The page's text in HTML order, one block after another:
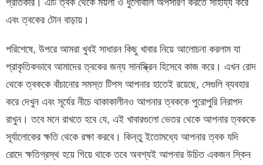
এবং ত্বকের টোন বাড়ায়।
পরিশেষে, উপরে আমরা খুবই সাধারন কিছু খাবার নিয়ে আলোচনা করলাম যা
প্রাকৃতিকভাবে আমাদের ত্বকের জন্য সানস্ক্রিন হিসেবে কাজ করে। এখন রোদ
থেকে ত্বককে বাঁচানোর সমস্ত টিপস আপনার হাতেই রয়েছে, সেগুলি ব্যবহার
করে দেখুন এবং সূর্যের নীচে থাকাকালীনও আপনার ত্বককে পুরোপুরি নিরাপদ
রাখুন। তবে মনে রাখতে হবে যে, এই খাবারগুলো ভেতর থেকে আপনার ত্বককে
সূর্যালোকের ক্ষতি থেকে রক্ষা করবে। কিন্তু ইতোমধ্যে আপনার ত্বক যদি
রোদে ক্ষতিগ্রস্থ হয়ে গিয়ে থাকে তবে অবশ্যই আপনার উচিত একজন স্কিন